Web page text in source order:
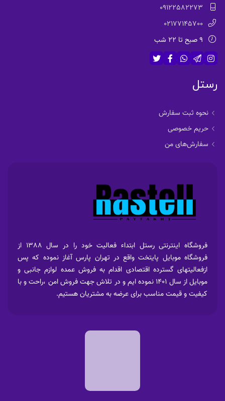
09122582273
02177145700
9 صبح تا 22 شب
رستل
نحوه ثبت سفارش
حریم خصوصی
سفارش‌های من
فروشگاه اینترنتی رستل ابتداء فعالیت خود را در سال 1388 از
فروشگاه موبایل پایتخت واقع در تهران پارس آغاز نموده که پس
ازفعالیتهای گسترده اقتصادی اقدام به فروش عمده لوازم جانبی و
موبایل از سال 1401 نموده ایم و در تلاش جهت فروش امن ،راحت و با
کیفیت و قیمت مناسب برای عرضه به مشتریان هستیم.